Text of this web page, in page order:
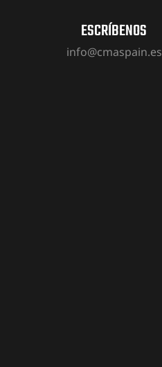
ESCRÍBENOS
info@cmaspain.es